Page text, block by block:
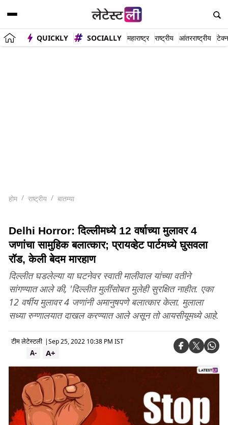
QUICKLY SOCIALLY महाराष्ट्र राष्ट्रीय आंतरराष्ट्रीय
होम राष्ट्रीय बातम्या
Delhi Horror: दिल्लीमध्ये 12 वर्षाच्या मुलावर 4
जणांचा सामुहिक बलात्कार; प्रायव्हेट पार्टमध्ये घुसवला
रॉड, केली बेदम मारहाण
दिल्लीत घडलेल्या या घटनेवर स्वाती मालीवाल यांच्या वतीने
सांगण्यात आले की, 'दिल्लीत मुलींसोबत मुलेही सुरक्षित नाहीत. एका
12 वर्षीय मुलावर 4 जणांनी अमानुषपणे बलात्कार केला. मुलाला
सध्या रुग्णालयात दाखल करण्यात आले असून तो आयसीयूमध्ये आहे.
टीम लेटेस्टली |Sep 25, 2022 10:38 PM IST
A+
A-